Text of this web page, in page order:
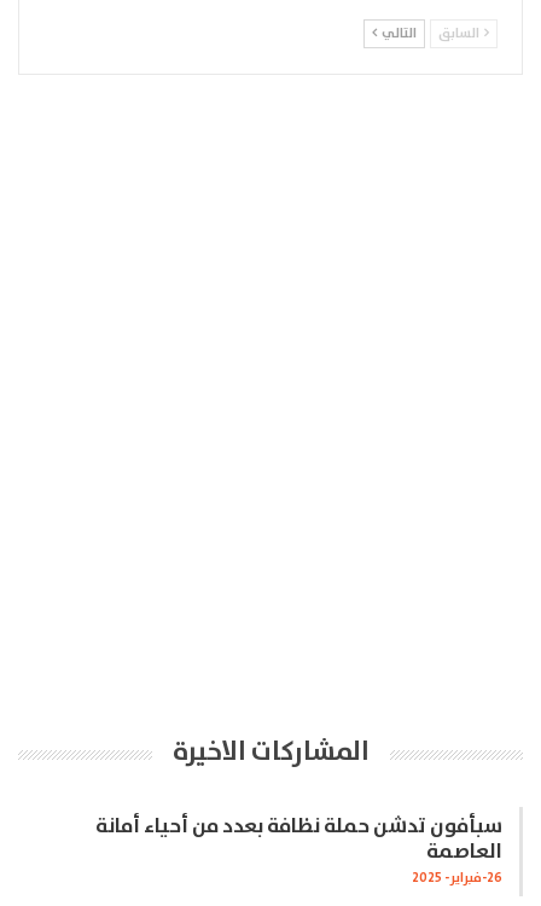
السابق التالي
المشاركات الاخيرة
سبأفون تدشن حملة نظافة بعدد من أحياء أمانة
العاصمة
26-فبراير- 2025